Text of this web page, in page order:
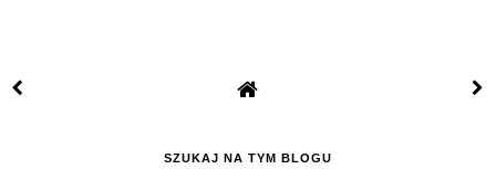
SZUKAJ NA TYM BLOGU